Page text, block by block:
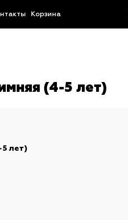
Корзина
(4-5 лет)
лет)